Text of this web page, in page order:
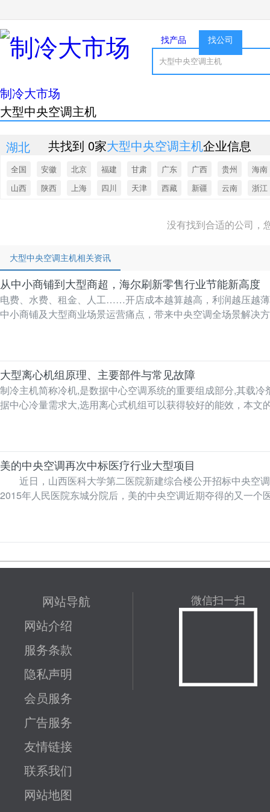
找产品 找公司
制冷大市场
大型中央空调主机
共找到 0家大型中央空调主机企业信息
湖北
全国 安徽 北京 福建 甘肃 广东 广西 贵州
海南
山西
陕西 上海 四川 天津 西藏 新疆 云南 浙江
没有找到合适的公司，
大型中央空调主机相关资讯
从中小商铺到大型商超，海尔刷新零售行业节能新高度
电费、水费、租金、人工……开店成本越算越高，利润越压越薄，怎么办？ 5月8日，中国零售业博览会在深圳启幕。在熙熙攘攘的
中小商铺及大型商业场景运营痛点，带来中央空调全场景解决
大型离心机组原理、主要部件与常见故障
制冷主机简称冷机,是数据中心空调系统的重要组成部分,其载
据中心冷量需求大,选用离心式机组可以获得较好的能效，本
美的中央空调再次中标医疗行业大型项目
近日，山西医科大学第二医院新建综合楼公开招标中央空
2015年人民医院东城分院后，美的中央空调近期夺得的又一
网站导航
网站介绍
服务条款
隐私声明
会员服务
广告服务
友情链接
联系我们
网站地图
微信扫一扫